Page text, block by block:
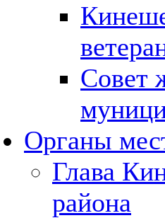
Совет
Органы
Глава
района